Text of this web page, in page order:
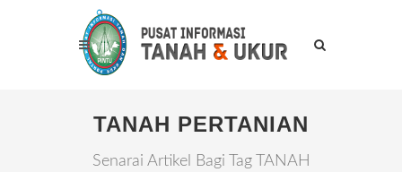
TANAH PERTANIAN
Senarai Artikel Bagi Tag TANAH